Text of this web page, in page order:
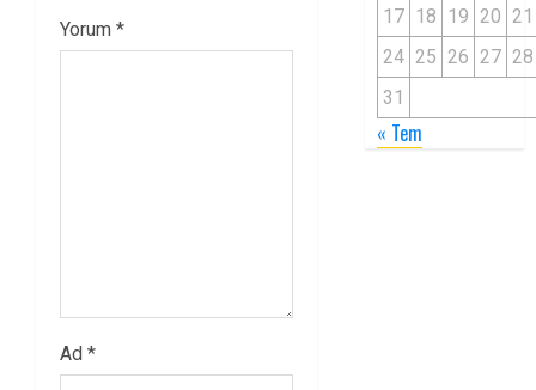
Yorum *
Ad *
17 18 19 20 21
24 25 26 27 28
31
« Tem